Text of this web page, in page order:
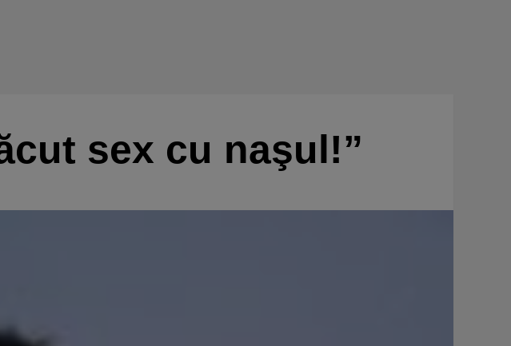
sex cu naşul!”